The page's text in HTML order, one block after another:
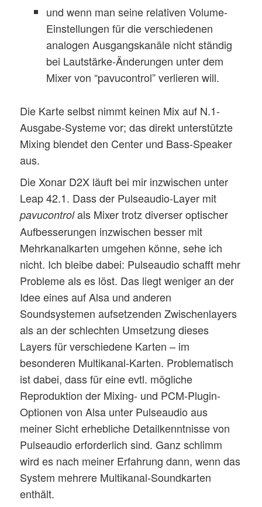
und wenn man seine relativen Volume-
Einstellungen für die verschiedenen
analogen Ausgangskanäle nicht ständig
bei Lautstärke-Änderungen unter dem
Mixer von “pavucontrol” verlieren will.
Die Karte selbst nimmt keinen Mix auf N.1-
Ausgabe-Systeme vor; das direkt unterstützte
Mixing blendet den Center und Bass-Speaker
aus.
Die Xonar D2X läuft bei mir inzwischen unter
Leap 42.1. Dass der Pulseaudio-Layer mit
pavucontrolals Mixer trotz diverser optischer
Aufbesserungen inzwischen besser mit
Mehrkanalkarten umgehen könne, sehe ich
nicht. Ich bleibe dabei: Pulseaudio schafft mehr
Probleme als es löst. Das liegt weniger an der
Idee eines auf Alsa und anderen
Soundsystemen aufsetzenden Zwischenlayers
als an der schlechten Umsetzung dieses
Layers für verschiedene Karten – im
besonderen Multikanal-Karten. Problematisch
ist dabei, dass für eine evtl. mögliche
Reproduktion der Mixing- und PCM-Plugin-
Optionen von Alsa unter Pulseaudio aus
meiner Sicht erhebliche Detailkenntnisse von
Pulseaudio erforderlich sind. Ganz schlimm
wird es nach meiner Erfahrung dann, wenn das
System mehrere Multikanal-Soundkarten
enthält.